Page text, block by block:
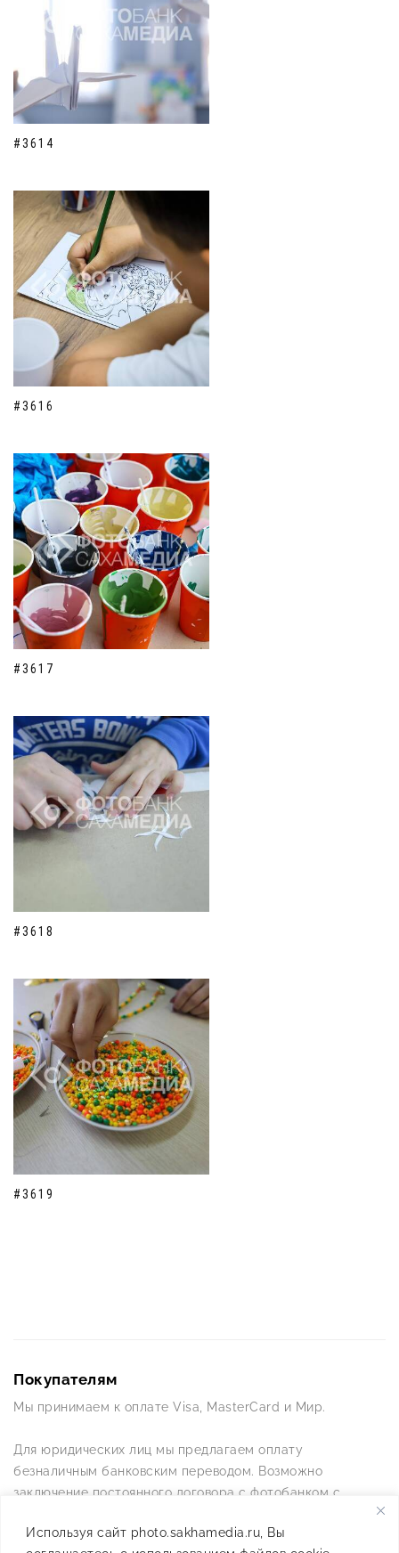
Используя сайт photo.sakhamedia.ru, Вы
#3614
#3616
#3617
#3618
#3619
Покупателям
Мы принимаем к оплате Visa, MasterCard и Мир.
Для юридических лиц мы предлагаем оплату
безналичным банковским переводом. Возможно
заключение постоянного договора с фотобанком с